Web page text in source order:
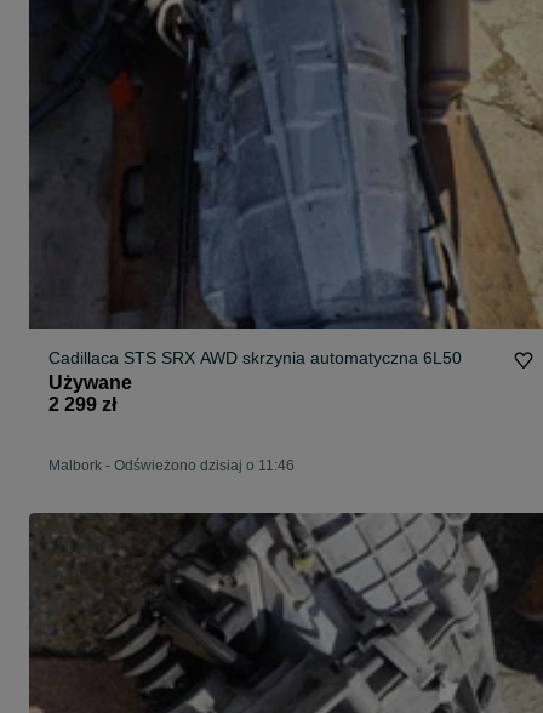
Cadillaca STS SRX AWD skrzynia automatyczna 6L50
Używane
2 299 zł
Malbork - Odświeżono dzisiaj o 11:46